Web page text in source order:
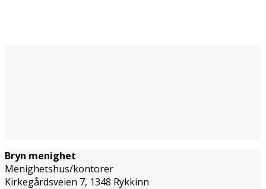
Bryn menighet
Menighetshus/kontorer
Kirkegårdsveien 7, 1348 Rykkinn